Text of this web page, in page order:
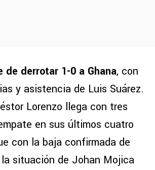
de derrotar 1-0 a Ghana, con
y asistencia de Luis Suárez.
Lorenzo llega con tres
en sus últimos cuatro
con la baja confirmada de
situación de Johan Mojica